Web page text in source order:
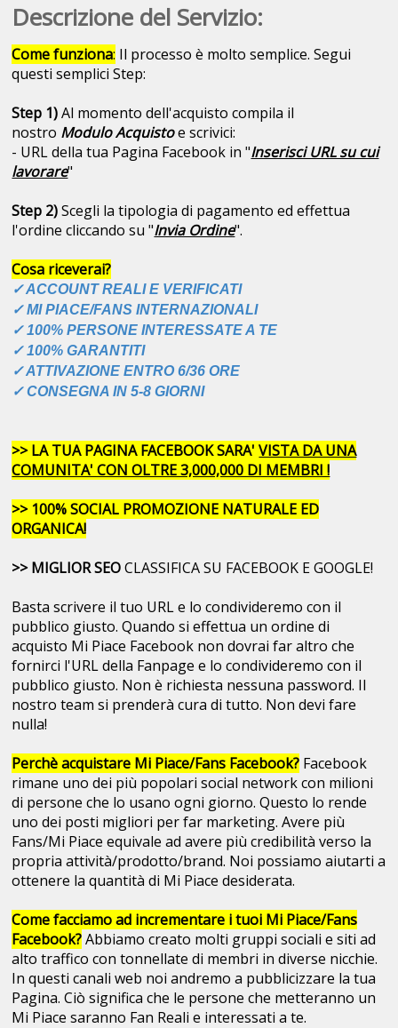
Descrizione del Servizio:
Come funziona: Il processo è molto semplice. Segui
questi semplici Step:
Step 1)Al momento dell'acquisto compila il
nostro Modulo Acquistoe scrivici:
- URL della tua Pagina Facebook in "Inserisci URL su cui
lavorare"
Step 2)Scegli la tipologia di pagamento ed effettua
l'ordine cliccando su "Invia Ordine".
Cosa riceverai?
✓ ACCOUNT REALI E VERIFICATI
✓ MI PIACE/FANS INTERNAZIONALI
✓ 100% PERSONE INTERESSATE A TE
✓ 100% GARANTITI
✓ ATTIVAZIONE ENTRO 6/36 ORE
✓ CONSEGNA IN 5-8 GIORNI
>> LA TUA PAGINA FACEBOOK SARA'VISTA DA UNA
COMUNITA' CON OLTRE 3,000,000 DI MEMBRI !
>> 100% SOCIAL PROMOZIONE NATURALE ED
ORGANICA!
>> MIGLIOR SEOCLASSIFICA SU FACEBOOK E GOOGLE!
Basta scrivere il tuo URL e lo condivideremo con il
pubblico giusto. Quando si effettua un ordine di
acquisto Mi Piace Facebook non dovrai far altro che
fornirci l'URL della Fanpage e lo condivideremo con il
pubblico giusto. Non è richiesta nessuna password. Il
nostro team si prenderà cura di tutto. Non devi fare
nulla!
Perchè acquistare Mi Piace/Fans Facebook? Facebook
rimane uno dei più popolari social network con milioni
di persone che lo usano ogni giorno. Questo lo rende
uno dei posti migliori per far marketing. Avere più
Fans/Mi Piace equivale ad avere più credibilità verso la
propria attività/prodotto/brand. Noi possiamo aiutarti a
ottenere la quantità di Mi Piace desiderata.
Come facciamo ad incrementare i tuoi Mi Piace/Fans
Facebook?Abbiamo creato molti gruppi sociali e siti ad
alto traffico con tonnellate di membri in diverse nicchie.
In questi canali web noi andremo a pubblicizzare la tua
Pagina. Ciò significa che le persone che metteranno un
Mi Piace saranno Fan Reali e interessati a te.